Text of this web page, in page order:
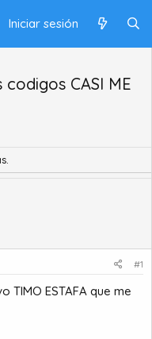
Iniciar sesión
codigos CASI ME
#1
TIMO ESTAFA que me